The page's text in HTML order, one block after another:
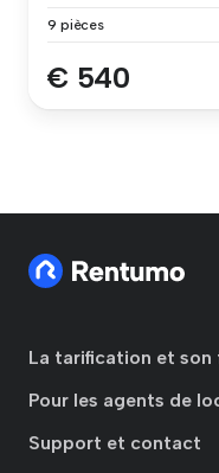
9 pièces
€ 540
La tarification et
Pour les agents de
Support et contact